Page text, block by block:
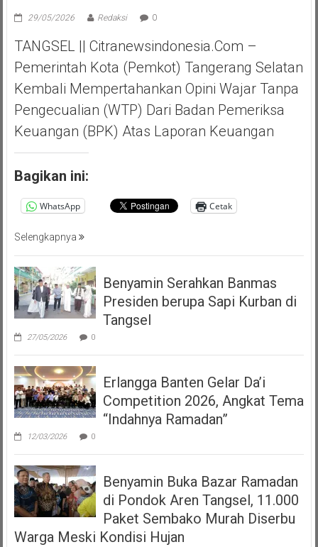
29/05/2026 Redaksi 0
TANGSEL || Citranewsindonesia.com –
Pemerintah Kota (Pemkot) Tangerang Selatan
Kembali Mempertahankan Opini Wajar Tanpa
Pengecualian (WTP) Dari Badan Pemeriksa
Keuangan (BPK) Atas Laporan Keuangan
Bagikan ini:
WhatsApp Cetak
Selengkapnya
Benyamin Serahkan Banmas
Presiden berupa Sapi Kurban di
Tangsel
27/05/2026 0
Erlangga Banten Gelar Da’i
Competition 2026, Angkat Tema
“Indahnya Ramadan”
12/03/2026 0
Benyamin Buka Bazar Ramadan
di Pondok Aren Tangsel, 11.000
Paket Sembako Murah Diserbu
Warga Meski Kondisi Hujan